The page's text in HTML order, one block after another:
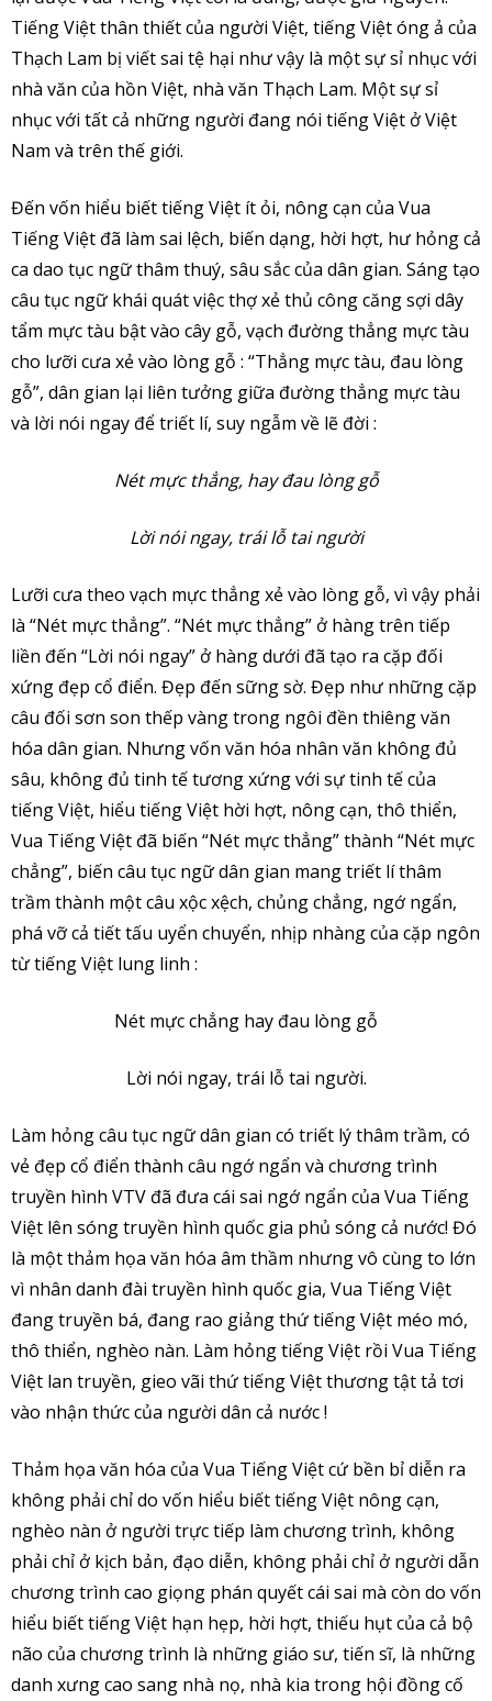
Tiếng Việt thân thiết của người Việt, tiếng Việt óng ả của
Thạch Lam bị viết sai tệ hại như vậy là một sự sỉ nhục với
nhà văn của hồn Việt, nhà văn Thạch Lam. Một sự sỉ
nhục với tất cả những người đang nói tiếng Việt ở Việt
Nam và trên thế giới.
Đến vốn hiểu biết tiếng Việt ít ỏi, nông cạn của Vua
Tiếng Việt đã làm sai lệch, biến dạng, hời hợt, hư hỏng cả
ca dao tục ngữ thâm thuý, sâu sắc của dân gian. Sáng tạo
câu tục ngữ khái quát việc thợ xẻ thủ công căng sợi dây
tẩm mực tàu bật vào cây gỗ, vạch đường thẳng mực tàu
cho lưỡi cưa xẻ vào lòng gỗ : “Thẳng mực tàu, đau lòng
gỗ”, dân gian lại liên tưởng giữa đường thẳng mực tàu
và lời nói ngay để triết lí, suy ngẫm về lẽ đời :
Nét mực thẳng, hay đau lòng gỗ
Lời nói ngay, trái lỗ tai người
Lưỡi cưa theo vạch mực thẳng xẻ vào lòng gỗ, vì vậy phải
là “Nét mực thẳng”. “Nét mực thẳng” ở hàng trên tiếp
liền đến “Lời nói ngay” ở hàng dưới đã tạo ra cặp đối
xứng đẹp cổ điển. Đẹp đến sững sờ. Đẹp như những cặp
câu đối sơn son thếp vàng trong ngôi đền thiêng văn
hóa dân gian. Nhưng vốn văn hóa nhân văn không đủ
sâu, không đủ tinh tế tương xứng với sự tinh tế của
tiếng Việt, hiểu tiếng Việt hời hợt, nông cạn, thô thiển,
Vua Tiếng Việt đã biến “Nét mực thẳng” thành “Nét mực
chẳng”, biến câu tục ngữ dân gian mang triết lí thâm
trầm thành một câu xộc xệch, chủng chẳng, ngớ ngẩn,
phá vỡ cả tiết tấu uyển chuyển, nhịp nhàng của cặp ngôn
từ tiếng Việt lung linh :
Nét mực chẳng hay đau lòng gỗ
Lời nói ngay, trái lỗ tai người.
Làm hỏng câu tục ngữ dân gian có triết lý thâm trầm, có
vẻ đẹp cổ điển thành câu ngớ ngẩn và chương trình
truyền hình VTV đã đưa cái sai ngớ ngẩn của Vua Tiếng
Việt lên sóng truyền hình quốc gia phủ sóng cả nước! Đó
là một thảm họa văn hóa âm thầm nhưng vô cùng to lớn
vì nhân danh đài truyền hình quốc gia, Vua Tiếng Việt
đang truyền bá, đang rao giảng thứ tiếng Việt méo mó,
thô thiển, nghèo nàn. Làm hỏng tiếng Việt rồi Vua Tiếng
Việt lan truyền, gieo vãi thứ tiếng Việt thương tật tả tơi
vào nhận thức của người dân cả nước !
Thảm họa văn hóa của Vua Tiếng Việt cứ bền bỉ diễn ra
không phải chỉ do vốn hiểu biết tiếng Việt nông cạn,
nghèo nàn ở người trực tiếp làm chương trình, không
phải chỉ ở kịch bản, đạo diễn, không phải chỉ ở người dẫn
chương trình cao giọng phán quyết cái sai mà còn do vốn
hiểu biết tiếng Việt hạn hẹp, hời hợt, thiếu hụt của cả bộ
não của chương trình là những giáo sư, tiến sĩ, là những
danh xưng cao sang nhà nọ, nhà kia trong hội đồng cố